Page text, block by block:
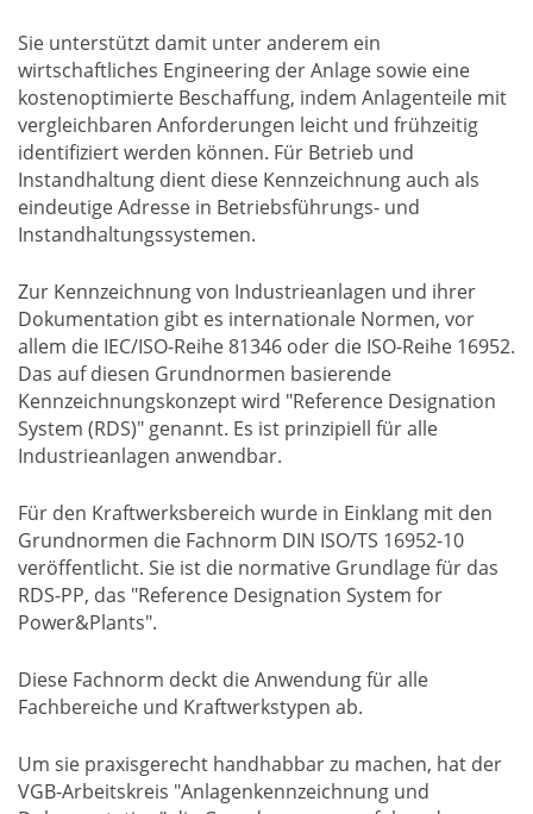
Sie unterstützt damit unter anderem ein
wirtschaftliches Engineering der Anlage sowie eine
kostenoptimierte Beschaffung, indem Anlagenteile mit
vergleichbaren Anforderungen leicht und frühzeitig
identifiziert werden können. Für Betrieb und
Instandhaltung dient diese Kennzeichnung auch als
eindeutige Adresse in Betriebsführungs- und
Instandhaltungssystemen.
Zur Kennzeichnung von Industrieanlagen und ihrer
Dokumentation gibt es internationale Normen, vor
allem die IEC/ISO-Reihe 81346 oder die ISO-Reihe 16952.
Das auf diesen Grundnormen basierende
Kennzeichnungskonzept wird "Reference Designation
System (RDS)" genannt. Es ist prinzipiell für alle
Industrieanlagen anwendbar.
Für den Kraftwerksbereich wurde in Einklang mit den
Grundnormen die Fachnorm DIN ISO/TS 16952-10
veröffentlicht. Sie ist die normative Grundlage für das
RDS-PP, das "Reference Designation System for
Power&Plants".
Diese Fachnorm deckt die Anwendung für alle
Fachbereiche und Kraftwerkstypen ab.
Um sie praxisgerecht handhabbar zu machen, hat der
VGB-Arbeitskreis "Anlagenkennzeichnung und